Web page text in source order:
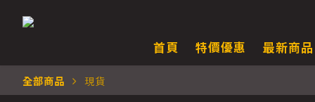
首頁 特價優惠 最新商品
全部商品 現貨